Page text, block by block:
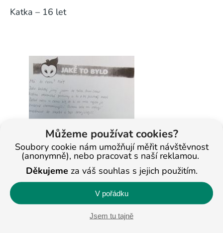
Můžeme používat cookies?
Soubory cookie nám umožňují měřit návštěvnost
(anonymně), nebo pracovat s naší reklamou.
Děkujeme za váš souhlas s jejich použitím.
V pořádku
Jsem tu tajně
Katka – 16 let